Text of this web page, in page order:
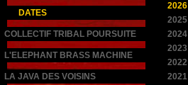
DATES
COLLECTIF TRIBAL POURSUITE
L'ELEPHANT BRASS MACHINE
LA JAVA DES VOISINS
2026
2025
2024
2023
2022
2021